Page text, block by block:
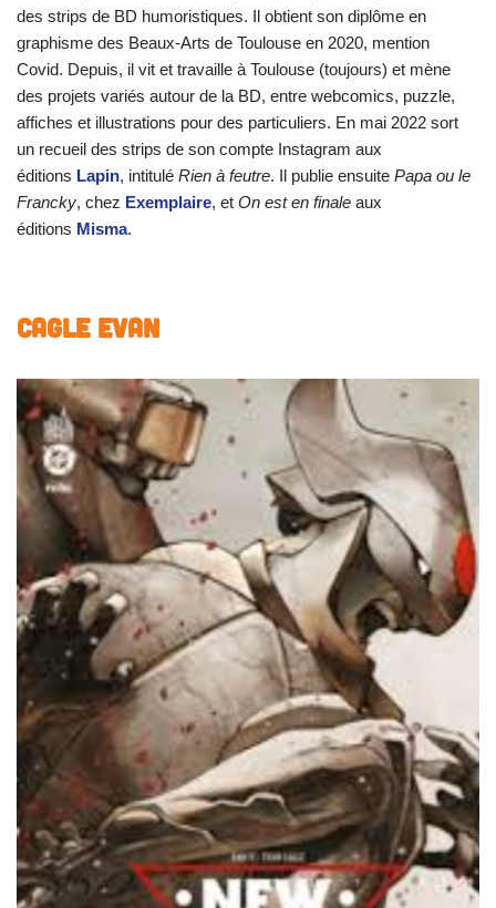
des strips de BD humoristiques. Il obtient son diplôme en
graphisme des Beaux-Arts de Toulouse en 2020, mention
Covid. Depuis, il vit et travaille à Toulouse (toujours) et mène
des projets variés autour de la BD, entre webcomics, puzzle,
affiches et illustrations pour des particuliers. En mai 2022 sort
un recueil des strips de son compte Instagram aux
éditions Lapin, intitulé Rien à feutre. Il publie ensuite Papa ou le
Francky, chez Exemplaire, et On est en finale aux
éditions Misma.
CAGLE Evan